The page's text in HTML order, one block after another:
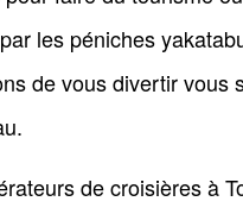
les péniches
de vous divertir
de croisières à